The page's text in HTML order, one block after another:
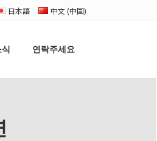
日本語 中文 (中国)
연락주세요